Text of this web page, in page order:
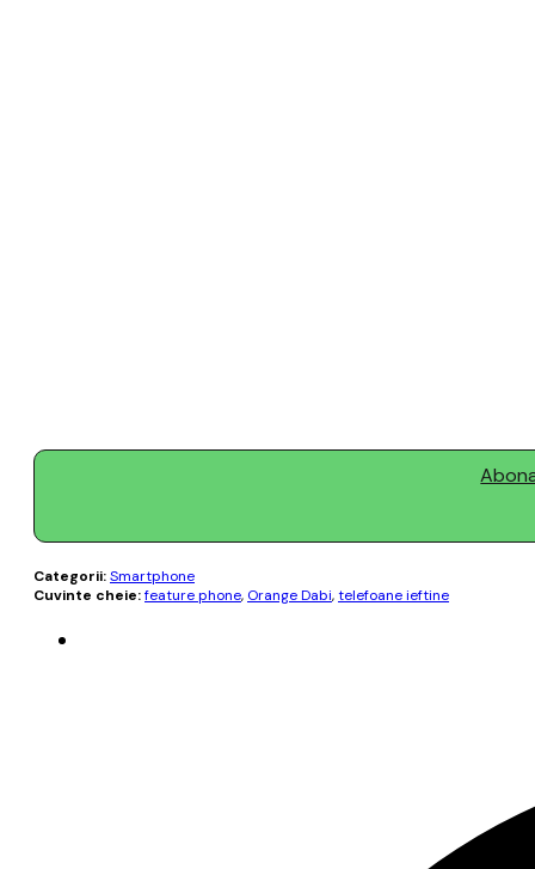
Categorii:Smartphone
Cuvinte cheie:feature phone, Orange Dabi,telefoane ieftine